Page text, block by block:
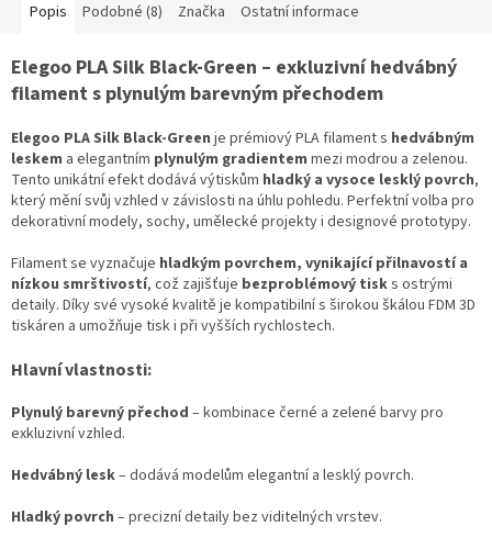
Popis Podobné (8) Značka Ostatní informace
Elegoo PLA Silk Black-Green – exkluzivní hedvábný
filament s plynulým barevným přechodem
Elegoo PLA Silk Black-Green je prémiový PLA filament s hedvábným
leskem a elegantním plynulým gradientem mezi modrou a zelenou.
Tento unikátní efekt dodává výtiskům hladký a vysoce lesklý povrch,
který mění svůj vzhled v závislosti na úhlu pohledu. Perfektní volba pro
dekorativní modely, sochy, umělecké projekty i designové prototypy.
Filament se vyznačuje hladkým povrchem, vynikající přilnavostí a
nízkou smrštivostí, což zajišťuje bezproblémový tisks ostrými
detaily. Díky své vysoké kvalitě je kompatibilní s širokou škálou FDM 3D
tiskáren a umožňuje tisk i při vyšších rychlostech.
Hlavní vlastnosti:
Plynulý barevný přechod – kombinace černé a zelené barvy pro
exkluzivní vzhled.
Hedvábný lesk– dodává modelům elegantní a lesklý povrch.
Hladký povrch – precizní detaily bez viditelných vrstev.